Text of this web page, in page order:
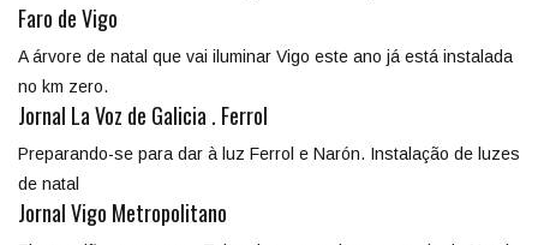
Faro de Vigo
A árvore de natal que vai iluminar Vigo este ano já está instalada
no km zero.
Jornal La Voz de Galicia . Ferrol
Preparando-se para dar à luz Ferrol e Narón. Instalação de luzes
de natal
Jornal Vigo Metropolitano